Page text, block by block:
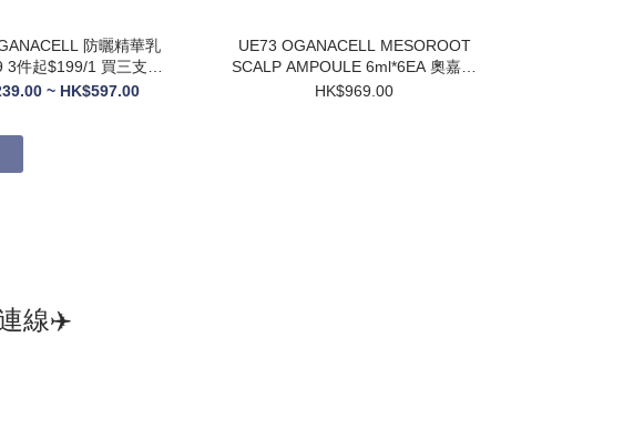
防曬精華乳
支10ML旅行裝
~ HK$597.00
UE73 OGANACELL MESOROOT
SCALP AMPOULE 6ml*6EA 奧嘉娜
固髮防脫頭皮精華 $969 買一盒送兩
HK$969.00
線✈️